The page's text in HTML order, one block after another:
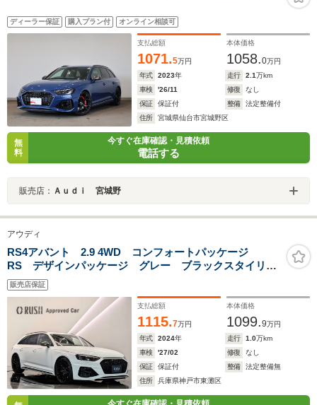
ディーラー保証 購入プラン付 オンライン相談可
支払総額
1071.5万円
本体価格
1058.0万円
年式
2023年 走行 2.1万km
車検
'26/11 修復
なし
保証
保証付 整備
法定整備付
住所
宮城県仙台市宮城野区
無
料
今すぐ在庫確認・見積依頼
電話する
販売店： Ａｕｄｉ 宮城野
アウディ
RS4アバント 2.9 4WD コンフォートパッケージ
RS デザインパッケージ グレー ブラックスタイリン
グパッケージ RSスポーツエキゾーストシステム デコ
ラティブパネル カーボンツイル TV カラードブレー
キキャリパーレッド
販売店保証
支払総額
1115.7万円
本体価格
1099.9万円
年式
2024年 走行 1.0万km
車検
'27/02 修復
なし
保証
保証付 整備
法定整備無
住所
兵庫県神戸市東灘区